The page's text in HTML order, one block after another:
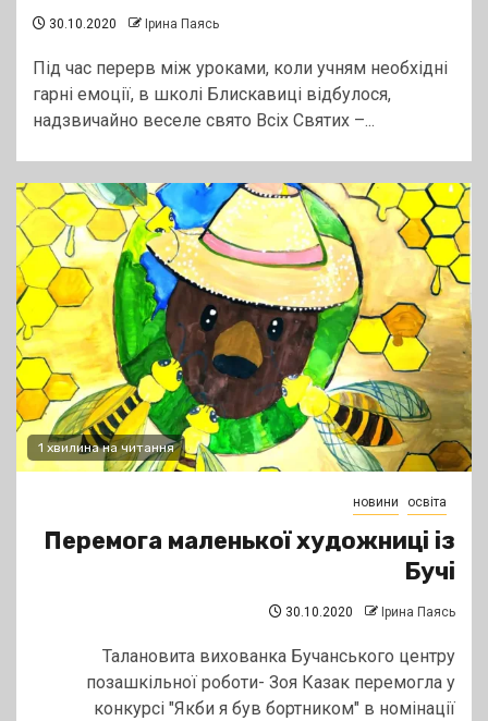
30.10.2020 Ірина Паясь
Під час перерв між уроками, коли учням необхідні
гарні емоції, в школі Блискавиці відбулося,
надзвичайно веселе свято Всіх Святих –...
1 хвилина на читання
новини освіта
Перемога маленької художниці із
Бучі
30.10.2020 Ірина Паясь
Талановита вихованка Бучанського центру
позашкільної роботи- Зоя Казак перемогла у
конкурсі "Якби я був бортником" в номінації